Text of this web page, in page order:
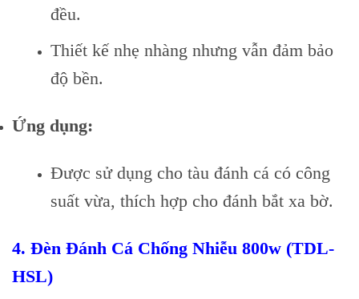
đều.
Thiết kế nhẹ nhàng nhưng vẫn đảm bảo
độ bền.
Ứng dụng:
Được sử dụng cho tàu đánh cá có công
suất vừa, thích hợp cho đánh bắt xa bờ.
4. Đèn Đánh Cá Chống Nhiễu 800w (TDL-
HSL)